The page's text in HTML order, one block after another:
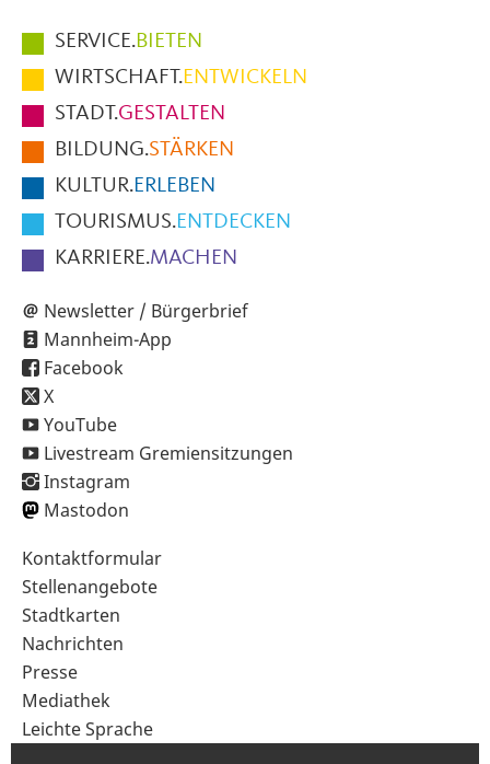
Hauptmenüpunkte
im
Fußbereich
der
Seite
SERVICE.BIETEN
WIRTSCHAFT.ENTWICKELN
STADT.GESTALTEN
BILDUNG.STÄRKEN
KULTUR.ERLEBEN
TOURISMUS.ENTDECKEN
KARRIERE.MACHEN
Newsletter / Bürgerbrief
Mannheim-App
Facebook
X
YouTube
Livestream Gremiensitzungen
Instagram
Mastodon
Sekundärnavigation
im
Fußbereich
Kontaktformular
Stellenangebote
Stadtkarten
Nachrichten
Presse
Mediathek
Leichte Sprache